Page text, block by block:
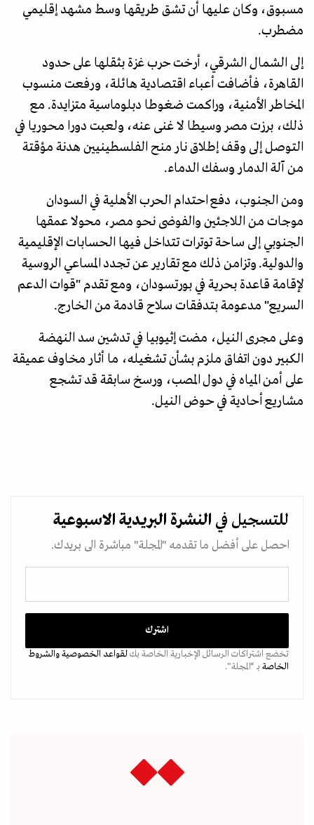
مسبوق، وكان عليها أن تشق طريقها وسط مشهد إقليمي
مضطرب.
إلى الشمال الشرقي، أرخت حرب غزة بثقلها على حدود
القاهرة، فأضافت أعباء اقتصادية هائلة، ورفعت منسوب
المخاطر الأمنية، وراكمت ضغوطا دبلوماسية متزايدة. مع
ذلك، برزت مصر وسيطا لا غنى عنه، ولعبت دورا محوريا في
التوصل إلى وقف إطلاق نار منح الفلسطينيين هدنة مؤقتة
من آلة الدمار وسفك الدماء.
ومن الجنوب، دفع احتدام الحرب الأهلية في السودان
موجات من اللاجئين والفوضى نحو مصر، محولا عمقها
الجنوبي إلى ساحة توترات تتداخل فيها الحسابات الإقليمية
والدولية. وتزامن ذلك مع تقارير عن تجدد المساعي الروسية
لإقامة قاعدة بحرية في بورتسودان، ومع تقدم "قوات الدعم
السريع" مدعومة بتدفقات سلاح قادمة من الخارج.
وعلى مجرى النيل، مضت إثيوبيا في تدشين سد النهضة
الكبير دون اتفاق ملزم بشأن تشغيله، ما أثار مخاوف عميقة
على أمن المياه في دول المصب، ورسخ سابقة قد تشجع
مشاريع أحادية في حوض النيل.
للتسجيل في النشرة البريدية الاسبوعية
احصل على أفضل ما تقدمه "المجلة" مباشرة الى بريدك.
تخضع اشتراكات الرسائل الإخبارية الخاصة بكلقواعد الخصوصيةوالشروط
الخاصة بـ “المجلة".